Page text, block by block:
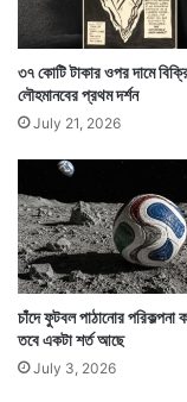
কিন্তু এ কেমন
পড়েছে! হোটেলের
কথা। তাঁরা এটাও
সাপ ঢুকে পড়ছে।
৩৭ কোটি টাকার ওপর দামে
লৌহমানবের প্রথম দর্শন
July 21, 2026
চাঁদে ফুটবল পাঠানোর পরিকল্পনা
তবে একটা শর্ত আছে
July 3, 2026